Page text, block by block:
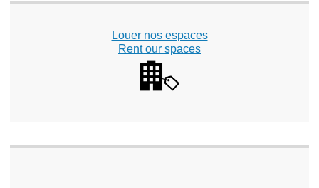
Louer nos espaces
Rent our spaces